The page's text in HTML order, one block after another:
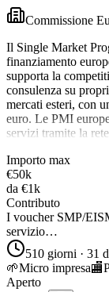
Commissione
Il Single Market
finanziamento
supporta la
consulenza su
mercati esteri, con
euro. Le PMI
servizi tramite la
Importo max
€50k
da €1k
Contributo
I voucher SMP/
servizio…
510 giorni · 31
🌱Micro impresa🏬
Aperto